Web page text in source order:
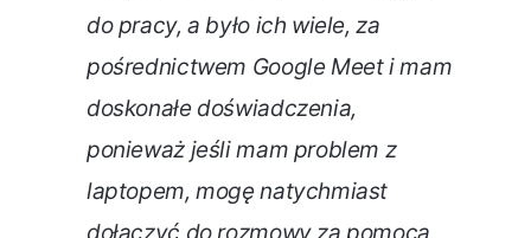
do pracy, a było ich wiele, za
pośrednictwem Google Meet i mam
doskonałe doświadczenia,
ponieważ jeśli mam problem z
laptopem, mogę natychmiast
dołączyć do rozmowy za pomocą